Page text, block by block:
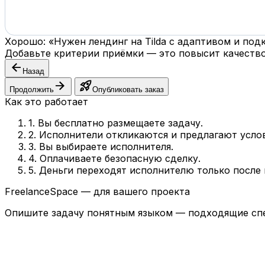
Хорошо: «Нужен лендинг на Tilda с адаптивом и
Добавьте критерии приёмки — это повысит
arrow_back Назад
Продолжить arrow_forward rocket_launchОпубликовать заказ
Как это работает
1. Вы бесплатно размещаете задачу.
2. Исполнители откликаются и предлагают
3. Вы выбираете исполнителя.
4. Оплачиваете безопасную сделку.
5. Деньги переходят исполнителю только
FreelanceSpace — для вашего проекта
Опишите задачу понятным языком — подходящие